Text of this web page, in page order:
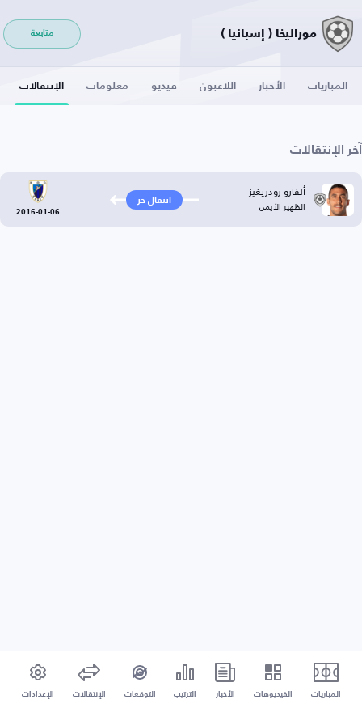
موراليخا ( إسبانيا ) متابعة
المباريات الأخبار اللاعبون فيديو معلومات الإنتقالات
آخر الإنتقالات
ألفارو رودريغيز
الظهير الأيمن انتقال حر
2016-01-06
المباريات الفيديوهات الأخبار الترتيب التوقعات الإنتقالات الإعدادات